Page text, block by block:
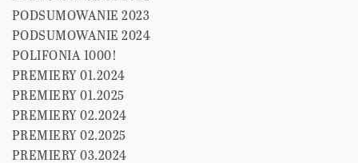
PODSUMOWANIE 2023
PODSUMOWANIE 2024
POLIFONIA 1000!
PREMIERY 01.2024
PREMIERY 01.2025
PREMIERY 02.2024
PREMIERY 02.2025
PREMIERY 03.2024